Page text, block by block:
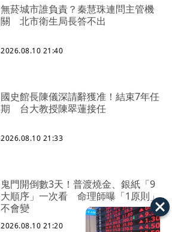
無菸城市誰負責？秦慧珠連問主管機
關 北市衛生局長答不出
2026.08.10 21:40
國史館長陳儀深請辭獲准！結束7年任
期 台大教授陳翠蓮接任
2026.08.10 21:33
鬼門開倒數3天！普渡燒金、銀紙「9
大順序」一次看 命理師曝「1原則」
不會變
2026.08.10 21:20